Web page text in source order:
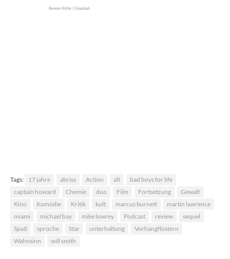
Bonnie Kittle | Unsplash
Tags: 17 jahre abriss Action alt
bad boys for life
captain howard
Chemie duo Film Fortsetzung
Gewalt
Kino
Komödie Kritik kult marcus burnett
martin lawrence
miami
michael bay mike lowrey Podcast review
sequel
Spaß
sprüche Star unterhaltung
Vorhangflüstern
Wahnsinn
will smith